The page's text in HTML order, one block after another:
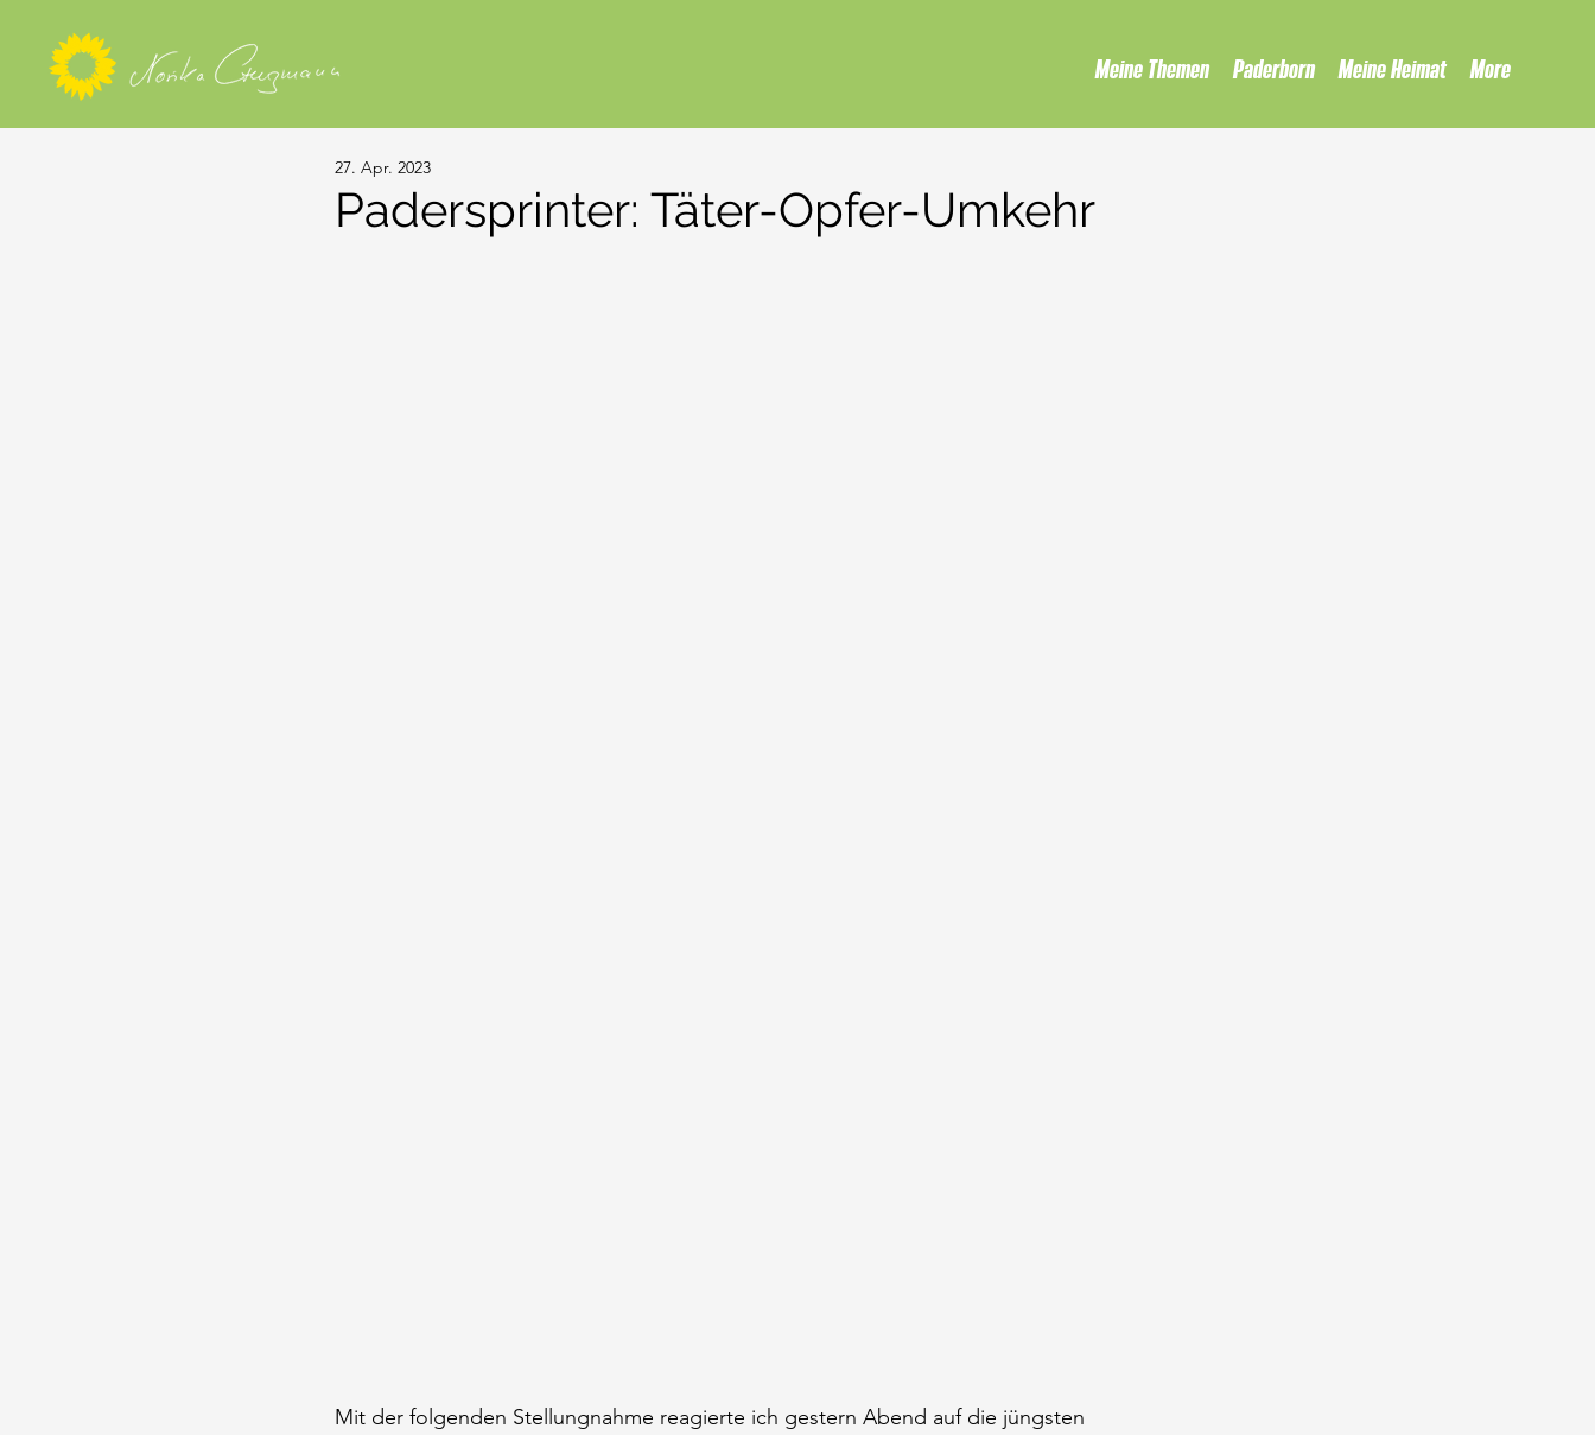
Meine Themen Paderborn Meine Heimat More
Padersprinter: Täter-Opfer-Umkehr
27. Apr. 2023
Mit der folgenden Stellungnahme reagierte ich gestern Abend auf die jüngsten